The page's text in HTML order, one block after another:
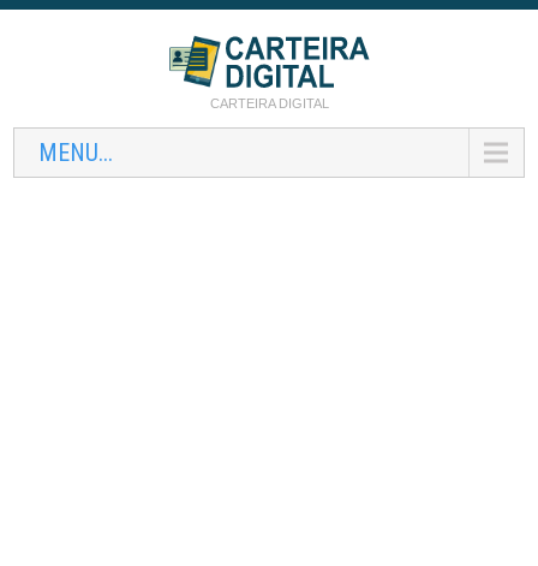
CARTEIRA DIGITAL
MENU...